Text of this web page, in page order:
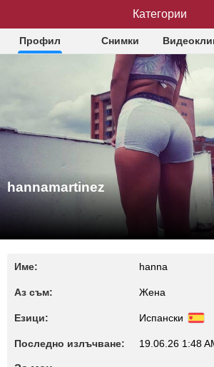
hannamartinez
Профил Снимки
hannamartinez
Име: hanna
Аз съм: Жена
Езици: Испански
Последно излъчване: 19.06.26 1:48
Категории